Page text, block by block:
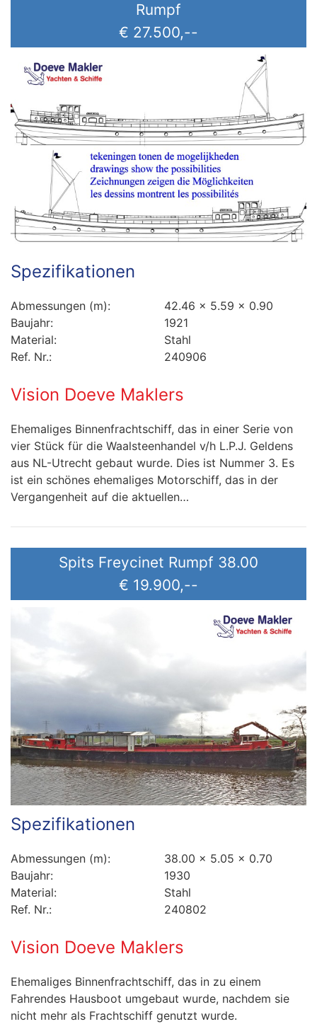
Rumpf
€ 27.500,--
Spezifikationen
Abmessungen (m):
42.46 x 5.59 x 0.90
Baujahr:
1921
Material:
Stahl
Ref. Nr.:
240906
Vision Doeve Maklers
Ehemaliges Binnenfrachtschiff, das in einer Serie von
vier Stück für die Waalsteenhandel v/h L.P.J. Geldens
aus NL-Utrecht gebaut wurde. Dies ist Nummer 3. Es
ist ein schönes ehemaliges Motorschiff, das in der
Vergangenheit auf die aktuellen…
Spits Freycinet Rumpf 38.00
€ 19.900,--
Spezifikationen
Abmessungen (m):
38.00 x 5.05 x 0.70
Baujahr:
1930
Material:
Stahl
Ref. Nr.:
240802
Vision Doeve Maklers
Ehemaliges Binnenfrachtschiff, das in zu einem
Fahrendes Hausboot umgebaut wurde, nachdem sie
nicht mehr als Frachtschiff genutzt wurde.